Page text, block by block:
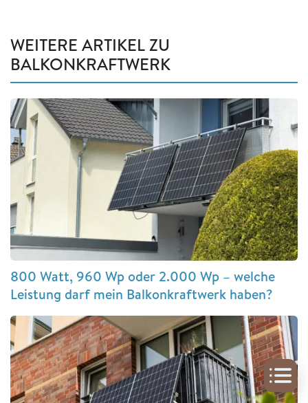
WEITERE ARTIKEL ZU
BALKONKRAFTWERK
800 Watt, 960 Wp oder 2.000 Wp – welche
Leistung darf mein Balkonkraftwerk haben?